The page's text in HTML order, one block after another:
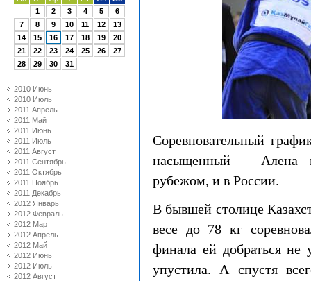
1
2 3 4 5
6
7
8 9 10 11 12
13
14
15 16 17 18 19
20
21
22 23 24 25 26
27
28
29 30 31
2010 Июнь
2010 Июль
2011 Апрель
2011 Май
2011 Июнь
2011 Июль
2011 Август
2011 Сентябрь
2011 Октябрь
2011 Ноябрь
2011 Декабрь
2012 Январь
2012 Февраль
2012 Март
2012 Апрель
2012 Май
2012 Июнь
2012 Июль
2012 Август
Соревновательный
насыщенный – Алена
рубежом, и в России.
В бывшей столице
весе до 78 кг
финала ей добраться не
упустила. А спустя